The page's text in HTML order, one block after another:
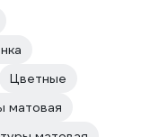
Цветные
матовая